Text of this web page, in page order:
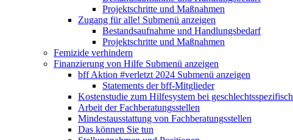
Projektschritte und Maßnahmen
Zugang für alle! Submenü anzeigen
Bestandsaufnahme und Handlungsbedarf
Projektschritte und Maßnahmen
Femizide verhindern
Finanzierung von Hilfe Submenü anzeigen
bff Aktion #verletzt 2024 Submenü anzeigen
Statements der bff-Mitglieder
Kostenstudie zum Hilfesystem bei
Arbeit der Fachberatungsstellen
Mindestausstattung von Fachberatungsstellen
Das können Sie tun